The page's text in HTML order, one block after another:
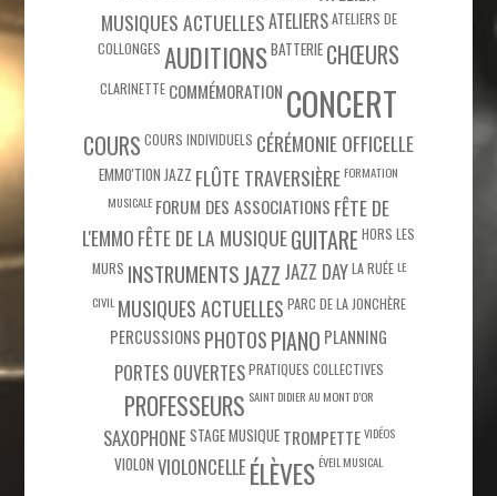
MUSIQUES ACTUELLESATELIERSATELIERS DE
COLLONGES AUDITIONSBATTERIE CHŒURS
CLARINETTE COMMÉMORATION CONCERT
COURS COURS INDIVIDUELS CÉRÉMONIE OFFICELLE
EMMO'TION JAZZ FLÛTE TRAVERSIÈRE FORMATION
MUSICALE FORUM DES ASSOCIATIONS FÊTE DE
L'EMMOFÊTE DE LA MUSIQUEGUITARE HORS LES
MURS INSTRUMENTSJAZZ JAZZ DAYLA RUÉE LE
CIVIL MUSIQUES ACTUELLES PARC DE LA JONCHÈRE
PERCUSSIONS PHOTOSPIANO PLANNING
PORTES OUVERTESPRATIQUES COLLECTIVES
PROFESSEURS SAINT DIDIER AU MONT D’OR
SAXOPHONESTAGE MUSIQUE TROMPETTE VIDÉOS
VIOLON VIOLONCELLEÉLÈVES ÉVEIL MUSICAL